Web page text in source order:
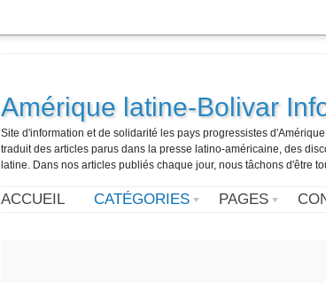
Amérique latine-Bolivar
Site d'information et de solidarité les pays progressistes
traduit des articles parus dans la presse latino-américaine, des
latine. Dans nos articles publiés chaque jour, nous tâchons d'être
ACCUEIL CATÉGORIES PAGES